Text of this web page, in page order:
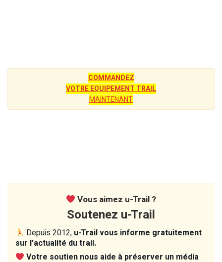
COMMANDEZ
VOTRE EQUIPEMENT TRAIL
MAINTENANT
Vous aimez u-Trail ?
Soutenez u-Trail
Depuis 2012, u-Trail vous informe gratuitement
sur l’actualité du trail.
Votre soutien nous aide à préserver un média